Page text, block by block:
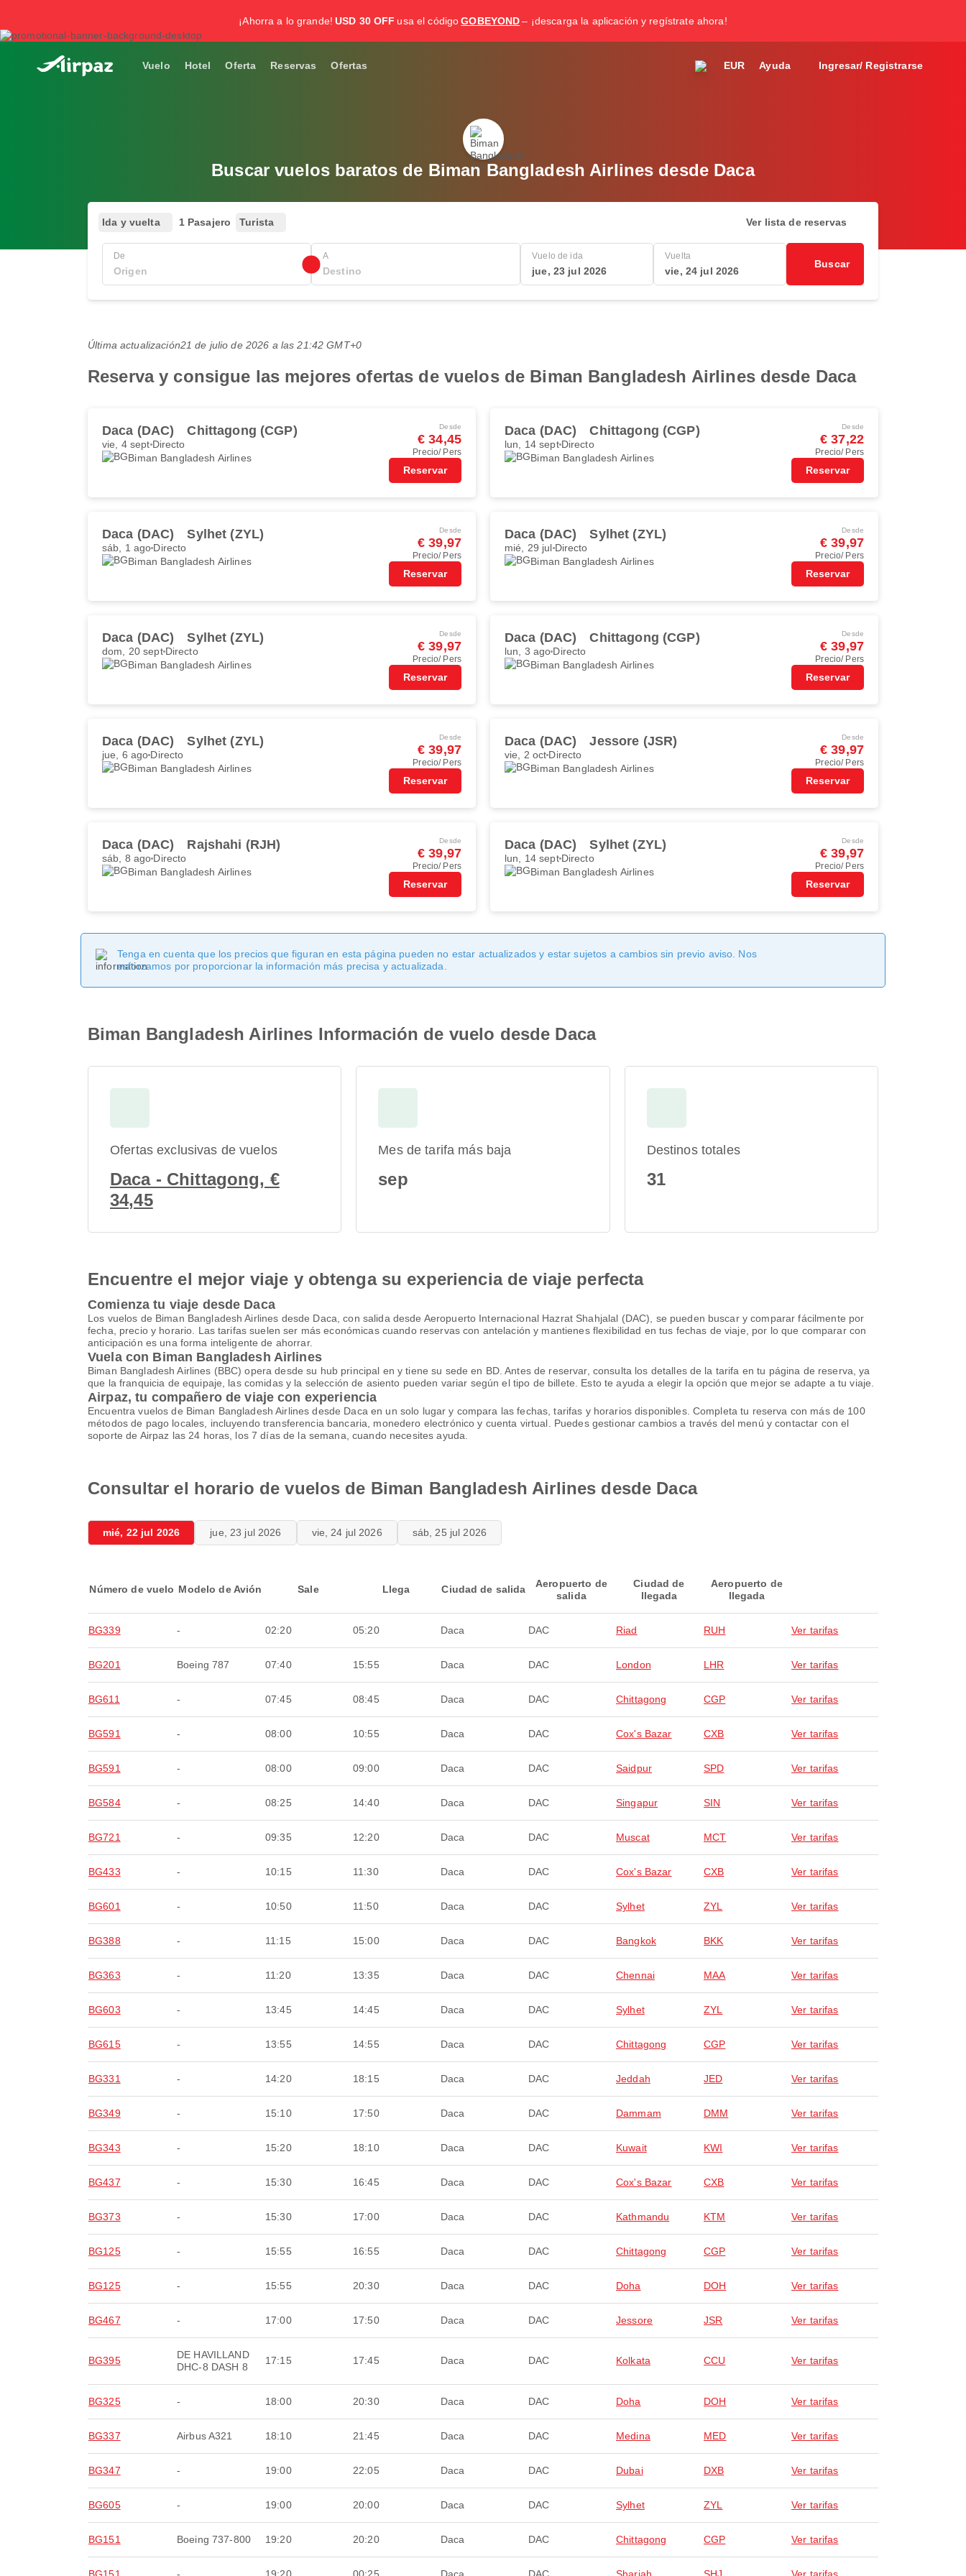
¡Ahorra a lo grande! USD 30 OFF usa el código GOBEYOND – ¡descarga la aplicación y regístrate ahora!
Vuelo Hotel Oferta Reservas Ofertas EUR Ayuda Ingresar/ Registrarse
Buscar vuelos baratos de Biman Bangladesh Airlines desde Daca
Ida y vuelta 1 Pasajero Turista Ver lista de reservas
De A Vuelo de ida
jue, 23 jul 2026
Vuelta
vie, 24 jul 2026
Buscar
Última actualización21 de julio de 2026 a las 21:42 GMT+0
Reserva y consigue las mejores ofertas de vuelos de Biman Bangladesh Airlines desde Daca
Daca (DAC) Chittagong (CGP)
vie, 4 sept Directo
Biman Bangladesh Airlines
Desde
€ 34,45
Precio/ Pers
Reservar
Daca (DAC) Chittagong (CGP)
lun, 14 septDirecto
Biman Bangladesh Airlines
Desde
€ 37,22
Precio/ Pers
Reservar
Daca (DAC) Sylhet (ZYL)
sáb, 1 ago Directo
Biman Bangladesh Airlines
Desde
€ 39,97
Precio/ Pers
Reservar
Daca (DAC) Sylhet (ZYL)
mié, 29 jul Directo
Biman Bangladesh Airlines
Desde
€ 39,97
Precio/ Pers
Reservar
Daca (DAC) Sylhet (ZYL)
dom, 20 septDirecto
Biman Bangladesh Airlines
Desde
€ 39,97
Precio/ Pers
Reservar
Daca (DAC) Chittagong (CGP)
lun, 3 ago Directo
Biman Bangladesh Airlines
Desde
€ 39,97
Precio/ Pers
Reservar
Daca (DAC) Sylhet (ZYL)
jue, 6 ago Directo
Biman Bangladesh Airlines
Desde
€ 39,97
Precio/ Pers
Reservar
Daca (DAC) Jessore (JSR)
vie, 2 oct Directo
Biman Bangladesh Airlines
Desde
€ 39,97
Precio/ Pers
Reservar
Daca (DAC) Rajshahi (RJH)
sáb, 8 ago Directo
Biman Bangladesh Airlines
Desde
€ 39,97
Precio/ Pers
Reservar
Daca (DAC) Sylhet (ZYL)
lun, 14 septDirecto
Biman Bangladesh Airlines
Desde
€ 39,97
Precio/ Pers
Reservar
Tenga en cuenta que los precios que figuran en esta página pueden no estar actualizados y estar sujetos a cambios sin previo aviso. Nos
esforzamos por proporcionar la información más precisa y actualizada.
Biman Bangladesh Airlines Información de vuelo desde Daca
Ofertas exclusivas de vuelos
Daca - Chittagong, €
34,45
Mes de tarifa más baja
sep
Destinos totales
31
Encuentre el mejor viaje y obtenga su experiencia de viaje perfecta
Comienza tu viaje desde Daca
Los vuelos de Biman Bangladesh Airlines desde Daca, con salida desde Aeropuerto Internacional Hazrat Shahjalal (DAC), se pueden buscar y comparar fácilmente por
fecha, precio y horario. Las tarifas suelen ser más económicas cuando reservas con antelación y mantienes flexibilidad en tus fechas de viaje, por lo que comparar con
anticipación es una forma inteligente de ahorrar.
Vuela con Biman Bangladesh Airlines
Biman Bangladesh Airlines (BBC) opera desde su hub principal en y tiene su sede en BD. Antes de reservar, consulta los detalles de la tarifa en tu página de reserva, ya
que la franquicia de equipaje, las comidas y la selección de asiento pueden variar según el tipo de billete. Esto te ayuda a elegir la opción que mejor se adapte a tu viaje.
Airpaz, tu compañero de viaje con experiencia
Encuentra vuelos de Biman Bangladesh Airlines desde Daca en un solo lugar y compara las fechas, tarifas y horarios disponibles. Completa tu reserva con más de 100
métodos de pago locales, incluyendo transferencia bancaria, monedero electrónico y cuenta virtual. Puedes gestionar cambios a través del menú y contactar con el
soporte de Airpaz las 24 horas, los 7 días de la semana, cuando necesites ayuda.
Consultar el horario de vuelos de Biman Bangladesh Airlines desde Daca
mié, 22 jul 2026 jue, 23 jul 2026 vie, 24 jul 2026 sáb, 25 jul 2026
Número de vuelo Modelo de Avión Sale Llega Ciudad de salida
Aeropuerto de
salida
Ciudad de
llegada
Aeropuerto de
llegada
BG339 - 02:20 05:20 Daca DAC Riad RUH Ver tarifas
BG201 Boeing 787 07:40 15:55 Daca DAC London LHR Ver tarifas
BG611 - 07:45 08:45 Daca DAC Chittagong CGP Ver tarifas
BG591 - 08:00 10:55 Daca DAC Cox's Bazar CXB Ver tarifas
BG591 - 08:00 09:00 Daca DAC Saidpur SPD Ver tarifas
BG584 - 08:25 14:40 Daca DAC Singapur SIN Ver tarifas
BG721 - 09:35 12:20 Daca DAC Muscat MCT Ver tarifas
BG433 - 10:15 11:30 Daca DAC Cox's Bazar CXB Ver tarifas
BG601 - 10:50 11:50 Daca DAC Sylhet ZYL Ver tarifas
BG388 - 11:15 15:00 Daca DAC Bangkok BKK Ver tarifas
BG363 - 11:20 13:35 Daca DAC Chennai MAA Ver tarifas
BG603 - 13:45 14:45 Daca DAC Sylhet ZYL Ver tarifas
BG615 - 13:55 14:55 Daca DAC Chittagong CGP Ver tarifas
BG331 - 14:20 18:15 Daca DAC Jeddah JED Ver tarifas
BG349 - 15:10 17:50 Daca DAC Dammam DMM Ver tarifas
BG343 - 15:20 18:10 Daca DAC Kuwait KWI Ver tarifas
BG437 - 15:30 16:45 Daca DAC Cox's Bazar CXB Ver tarifas
BG373 - 15:30 17:00 Daca DAC Kathmandu KTM Ver tarifas
BG125 - 15:55 16:55 Daca DAC Chittagong CGP Ver tarifas
BG125 - 15:55 20:30 Daca DAC Doha DOH Ver tarifas
BG467 - 17:00 17:50 Daca DAC Jessore JSR Ver tarifas
BG395
DE HAVILLAND
DHC-8 DASH 8
17:15 17:45 Daca DAC Kolkata CCU Ver tarifas
BG325 - 18:00 20:30 Daca DAC Doha DOH Ver tarifas
BG337 Airbus A321 18:10 21:45 Daca DAC Medina MED Ver tarifas
BG347 - 19:00 22:05 Daca DAC Dubai DXB Ver tarifas
BG605 - 19:00 20:00 Daca DAC Sylhet ZYL Ver tarifas
BG151 Boeing 737-800 19:20 20:20 Daca DAC Chittagong CGP Ver tarifas